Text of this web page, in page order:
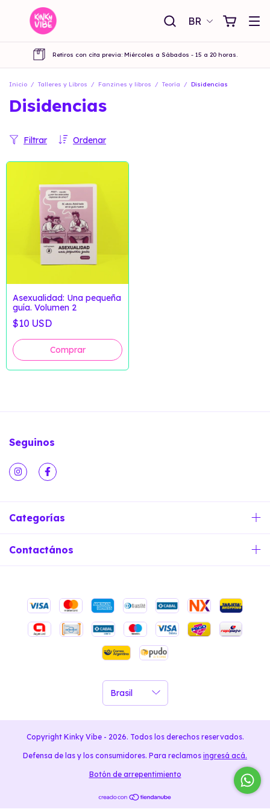
BR
Retiros con cita previa: Miércoles a Sábados - 15 a 20 horas.
Inicio / Talleres y Libros / Fanzines y libros / Teoría / Disidencias
Disidencias
Ordenar
Filtrar
Asexualidad: Una pequeña
guía. Volumen 2
$10 USD
Seguinos
Categorías
Contactános
Copyright Kinky Vibe - 2026. Todos los derechos reservados.
Defensa de las y los consumidores. Para reclamos ingresá acá.
Botón de arrepentimiento